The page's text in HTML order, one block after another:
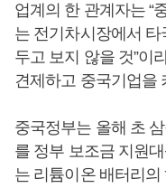
업계의 한 관계자는 “
는 전기차시장에서
두고 보지 않을 것”이
견제하고 중국기업을
중국정부는 올해 초
를 정부 보조금 지원
는 리튬이온 배터리의